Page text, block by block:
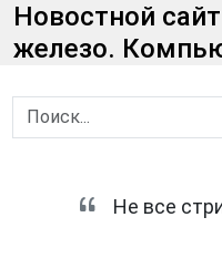
Новостной
железо.
Не все